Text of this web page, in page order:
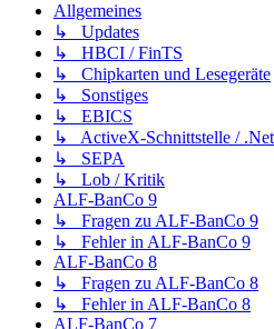
Allgemeines
↳ Updates
↳ HBCI / FinTS
↳ Chipkarten und Lesegeräte
↳ Sonstiges
↳ EBICS
↳ ActiveX-Schnittstelle /
↳ SEPA
↳ Lob / Kritik
ALF-BanCo 9
↳ Fragen zu ALF-BanCo 9
↳ Fehler in ALF-BanCo 9
ALF-BanCo 8
↳ Fragen zu ALF-BanCo 8
↳ Fehler in ALF-BanCo 8
ALF-BanCo 7